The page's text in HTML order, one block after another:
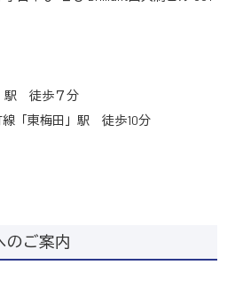
駅 徒歩７分
線「東梅田」駅 徒歩10分
のご案内